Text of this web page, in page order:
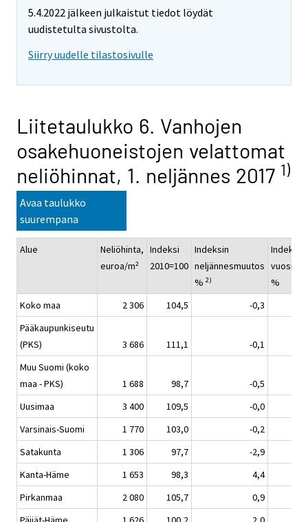
5.4.2022 jälkeen julkaistut tiedot löydät
uudistetulta sivustolta.
Siirry uudelle tilastosivulle
Liitetaulukko 6. Vanhojen
osakehuoneistojen velattomat
neliöhinnat, 1. neljännes 2017 1)
Avaa taulukko
suurempana
Alue
Neliöhinta,
euroa/m²
Indeksi
2010=100
Indeksin
neljännesmuutos
% 2)
Indeksin
%
Koko maa
2 306 104,5
-0,3
Pääkaupunkiseutu
(PKS)
3 686 111,1
-0,1
Muu Suomi (koko
maa - PKS)
1 688 98,7
-0,5
Uusimaa
3 400 109,5
-0,0
Varsinais-Suomi
1 770 103,0
-0,2
Satakunta
1 306 97,7
-2,9
Kanta-Häme
1 653 98,3
4,4
Pirkanmaa
2 080 105,7
0,9